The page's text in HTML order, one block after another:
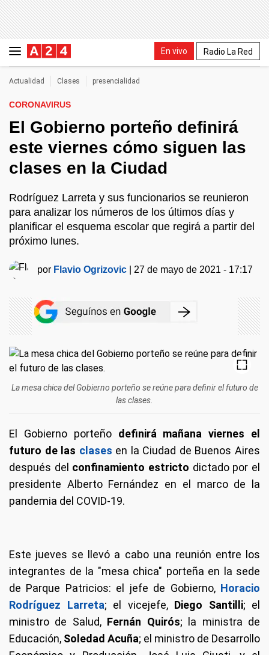
En vivo Radio La Red
Actualidad Clases presencialidad
CORONAVIRUS
El Gobierno porteño definirá
este viernes cómo siguen las
clases en la Ciudad
Rodríguez Larreta y sus funcionarios se reunieron
para analizar los números de los últimos días y
planificar el esquema escolar que regirá a partir del
próximo lunes.
por Flavio Ogrizovic 27 de mayo de 2021 - 17:17
La mesa chica del Gobierno porteño se reúne para definir el futuro de
las clases.
El Gobierno porteño definirá mañana viernes el
futuro de las clases en la Ciudad de Buenos Aires
después del confinamiento estricto dictado por el
presidente Alberto Fernández en el marco de la
pandemia del COVID-19.
Este jueves se llevó a cabo una reunión entre los
integrantes de la "mesa chica" porteña en la sede
de Parque Patricios: el jefe de Gobierno, Horacio
Rodríguez Larreta; el vicejefe, Diego Santilli; el
ministro de Salud, Fernán Quirós; la ministra de
Educación, Soledad Acuña; el ministro de Desarrollo